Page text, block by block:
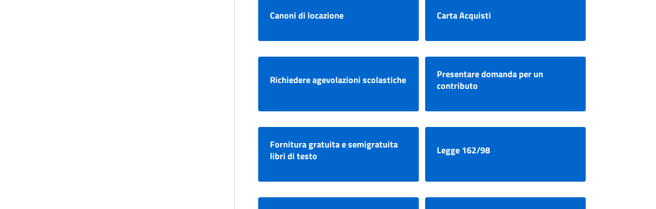
Canoni di locazione Carta Acquisti
Richiedere agevolazioni scolastiche
Presentare domanda per un
contributo
Fornitura gratuita e semigratuita
libri di testo
Legge 162/98